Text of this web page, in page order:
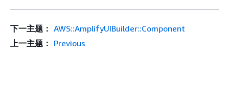
下一主题： AWS::AmplifyUIBuilder::Component
上一主题： Previous